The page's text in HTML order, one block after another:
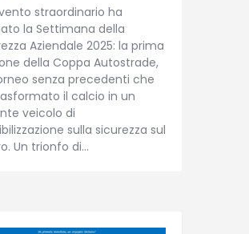
straordinario ha
la Settimana della
Aziendale 2025: la prima
della Coppa Autostrade,
senza precedenti che
il calcio in un
veicolo di
sulla sicurezza sul
Un trionfo di…